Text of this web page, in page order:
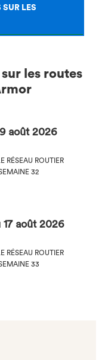
LES
les routes
août 2026
RÉSEAU ROUTIER
32
août 2026
RÉSEAU ROUTIER
33